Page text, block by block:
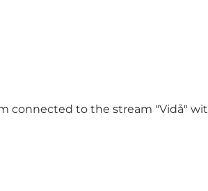
connected to the stream "Vidå"